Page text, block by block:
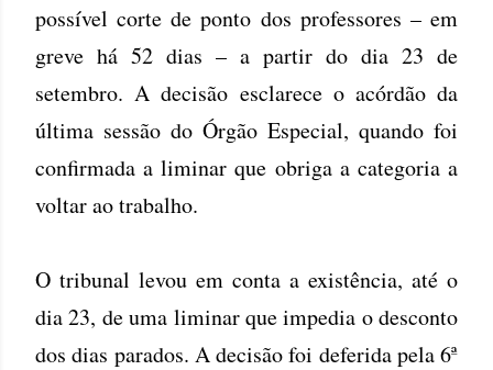
possível corte de ponto dos professores – em
greve há 52 dias – a partir do dia 23 de
setembro. A decisão esclarece o acórdão da
última sessão do Órgão Especial, quando foi
confirmada a liminar que obriga a categoria a
voltar ao trabalho.
O tribunal levou em conta a existência, até o
dia 23, de uma liminar que impedia o desconto
dos dias parados. A decisão foi deferida pela 6ª